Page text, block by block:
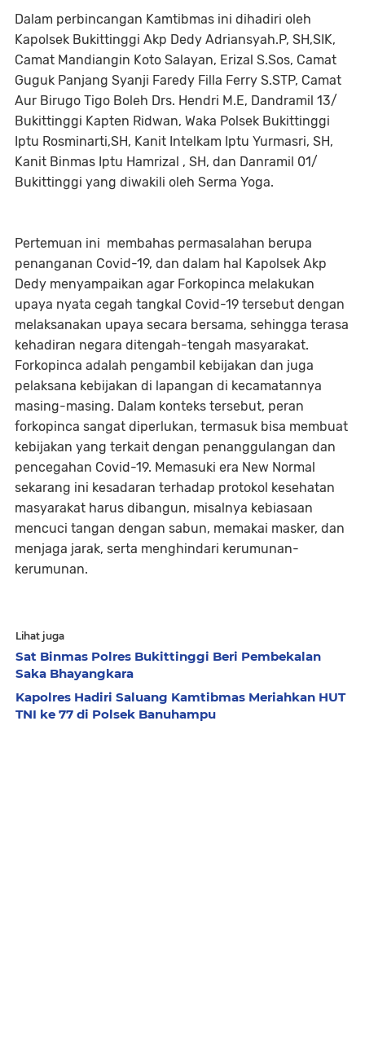
Dalam perbincangan Kamtibmas ini dihadiri oleh
Kapolsek Bukittinggi Akp Dedy Adriansyah.P, SH,SIK,
Camat Mandiangin Koto Salayan, Erizal S.Sos, Camat
Guguk Panjang Syanji Faredy Filla Ferry S.STP, Camat
Aur Birugo Tigo Boleh Drs. Hendri M.E, Dandramil 13/
Bukittinggi Kapten Ridwan, Waka Polsek Bukittinggi
Iptu Rosminarti,SH, Kanit Intelkam Iptu Yurmasri, SH,
Kanit Binmas Iptu Hamrizal , SH, dan Danramil 01/
Bukittinggi yang diwakili oleh Serma Yoga.
Pertemuan ini membahas permasalahan berupa
penanganan Covid-19, dan dalam hal Kapolsek Akp
Dedy menyampaikan agar Forkopinca melakukan
upaya nyata cegah tangkal Covid-19 tersebut dengan
melaksanakan upaya secara bersama, sehingga terasa
kehadiran negara ditengah-tengah masyarakat.
Forkopinca adalah pengambil kebijakan dan juga
pelaksana kebijakan di lapangan di kecamatannya
masing-masing. Dalam konteks tersebut, peran
forkopinca sangat diperlukan, termasuk bisa membuat
kebijakan yang terkait dengan penanggulangan dan
pencegahan Covid-19. Memasuki era New Normal
sekarang ini kesadaran terhadap protokol kesehatan
masyarakat harus dibangun, misalnya kebiasaan
mencuci tangan dengan sabun, memakai masker, dan
menjaga jarak, serta menghindari kerumunan-
kerumunan.
Lihat juga
Sat Binmas Polres Bukittinggi Beri Pembekalan
Saka Bhayangkara
Kapolres Hadiri Saluang Kamtibmas Meriahkan HUT
TNI ke 77 di Polsek Banuhampu